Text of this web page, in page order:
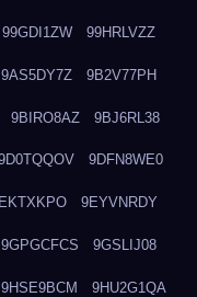
99GDI1ZW 99HRLVZZ
9AS5DY7Z 9B2V77PH
9BIRO8AZ 9BJ6RL38
9DFN8WE0
9EYVNRDY
9GPGCFCS 9GSLIJ08
9HSE9BCM 9HU2G1QA